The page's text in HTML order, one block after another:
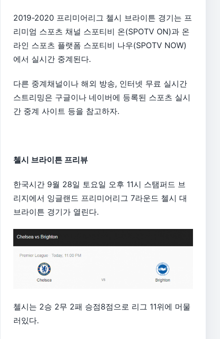
2019-2020 프리미어리그 첼시 브라이튼 경기는 프
리미엄 스포츠 채널 스포티비 온(SPOTV ON)과 온
라인 스포츠 플랫폼 스포티비 나우(SPOTV NOW)
에서 실시간 중계된다.
다른 중계채널이나 해외 방송, 인터넷 무료 실시간
스트리밍은 구글이나 네이버에 등록된 스포츠 실시
간 중계 사이트 등을 참고하자.
첼시 브라이튼 프리뷰
한국시간 9월 28일 토요일 오후 11시 스탬퍼드 브
리지에서 잉글랜드 프리미어리그 7라운드 첼시 대
브라이튼 경기가 열린다.
첼시는 2승 2무 2패 승점8점으로 리그 11위에 머물
러있다.